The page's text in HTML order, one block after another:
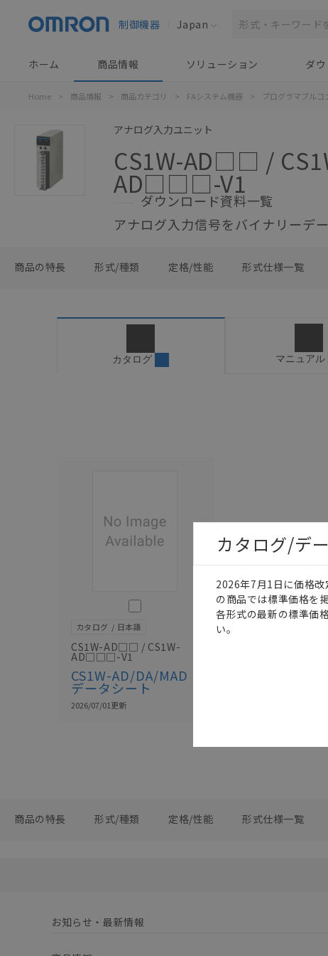
制御機器 Japan
ホーム 商品情報 ソリューション ダ
Home > 商品情報 > 商品カテゴリ > FAシステム機器 > プログラマブルコ
アナログ入力ユニット
CS1W-AD□□ /
AD□□□-V1
ダウンロード資料一覧
アナログ入力信号をバイナリーデ
商品の特長 形式/種類 定格/性能 形式仕様一覧
カタログ マニュアル
このカタログを選択
カタログ 日本語
CS1W-AD□□ / CS1W-
AD□□□-V1
CS1W-AD/DA/MAD
データシート
2026/07/01更新
商品の特長 形式/種類 定格/性能 形式仕様一覧
お知らせ・最新情報
カタログ/デ
2026年7月1日に価格
の商品では標準価格を
各形式の最新の標準価
い。